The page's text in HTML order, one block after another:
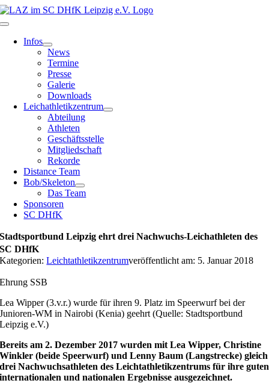
Zum
Inhalt
Toggle
Navigation
Infos
News
Termine
Presse
Galerie
Downloads
Leichathletikzentrum
Abteilung
Athleten
Geschäftsstelle
Mitgliedschaft
Rekorde
Distance Team
Bob/Skeleton
Das Team
Sponsoren
SC DHfK
Stadtsportbund Leipzig ehrt drei Nachwuchs-Leichathleten des
SC DHfK
Kategorien:Leichtathletikzentrumveröffentlicht am: 5. Januar 2018
Ehrung SSB
Lea Wipper (3.v.r.) wurde für ihren 9. Platz im Speerwurf bei der
Junioren-WM in Nairobi (Kenia) geehrt (Quelle: Stadtsportbund
Leipzig e.V.)
Bereits am 2. Dezember 2017 wurden mit Lea Wipper, Christine
Winkler (beide Speerwurf) und Lenny Baum (Langstrecke) gleich
drei Nachwuchsathleten des Leichtathletikzentrums für ihre guten
internationalen und nationalen Ergebnisse ausgezeichnet.